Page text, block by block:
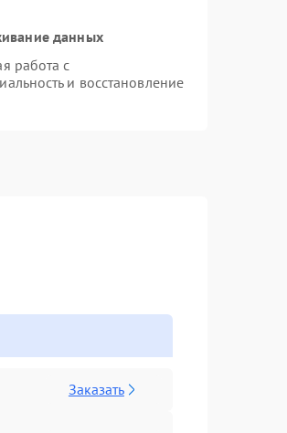
данных
работа с
и восстановление
Заказать